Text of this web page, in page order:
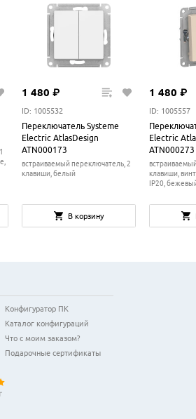
1 480 ₽
ID: 1005532
Переключатель Systeme
Electric AtlasDesign
ATN000173
встраиваемый переключатель, 2
клавиши, белый
В корзину
1 480 ₽
ID: 1005557
Electric
ATN000273
клавиши,
IP20,
Конфигуратор ПК
Каталог конфигураций
Что с моим заказом?
Подарочные сертификаты